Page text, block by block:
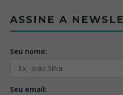
ASSINE A
Seu nome:
Seu email: